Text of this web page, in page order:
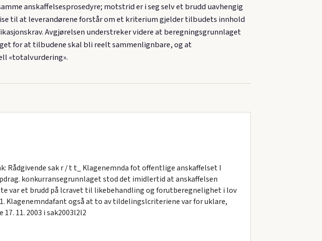
anskaffelsesprosedyre; motstrid er i seg selv et brudd uavhengig
til at leverandørene forstår om et kriterium gjelder tilbudets innhold
Avgjørelsen understreker videre at beregningsgrunnlaget
for at tilbudene skal bli reelt sammenlignbare, og at
«totalvurdering».
Rådgivende sak r / t t_ Klagenemnda fot offentlige anskaffelset I
konkurransegrunnlaget stod det imidlertid at anskaffelsen
var et brudd på lcravet til likebehandling og forutberegnelighet i lov
Klagenemndafant også at to av tildelingslcriteriene var for uklare,
11. 2003 i sak2003l2l2